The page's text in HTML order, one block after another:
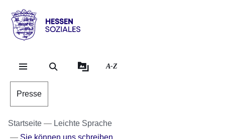
Hessen
Sozial
A-Z
Presse
Startseite
Leichte Sprache